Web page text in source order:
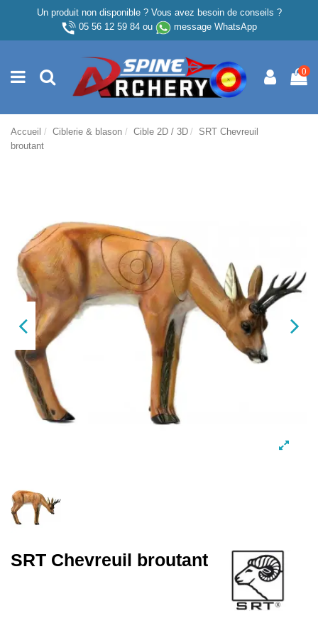
Un produit non disponible ? Vous avez besoin de conseils ?
05 56 12 59 84ou message WhatsApp
0
Accueil Ciblerie & blason Cible 2D / 3D
SRT Chevreuil
broutant
SRT Chevreuil broutant